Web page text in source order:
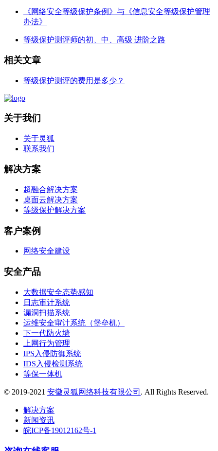
《网络安全等级保护条例》与《信息安全等级保护管理
办法》
等级保护测评师的初、中、高级 进阶之路
相关文章
等级保护测评的费用是多少？
关于我们
关于灵狐
联系我们
解决方案
超融合解决方案
桌面云解决方案
等级保护解决方案
客户案例
网络安全建设
安全产品
大数据安全态势感知
日志审计系统
漏洞扫描系统
运维安全审计系统（堡垒机）
下一代防火墙
上网行为管理
IPS入侵防御系统
IDS入侵检测系统
等保一体机
© 2019-2021 安徽灵狐网络科技有限公司 . All Rights Reserved.
解决方案
新闻资讯
皖ICP备19012162号-1